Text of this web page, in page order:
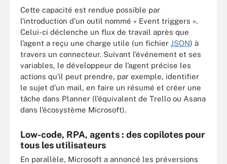
Cette capacité est rendue possible par
l’introduction d’un outil nommé « Event triggers ».
Celui-ci déclenche un flux de travail après que
l’agent a reçu une charge utile (un fichier JSON) à
travers un connecteur. Suivant l’événement et ses
variables, le développeur de l’agent précise les
actions qu’il peut prendre, par exemple, identifier
le sujet d’un mail, en faire un résumé et créer une
tâche dans Planner (l’équivalent de Trello ou Asana
dans l’écosystème Microsoft).
Low-code, RPA, agents : des copilotes pour
tous les utilisateurs
En parallèle, Microsoft a annoncé les préversions